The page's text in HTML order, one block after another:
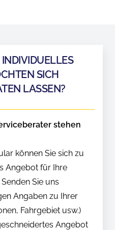
SICH
LASSEN?
stehen
können Sie sich zu
Angebot für Ihre
Sie uns
Angaben zu Ihrer
Fahrgebiet usw.)
Angebot